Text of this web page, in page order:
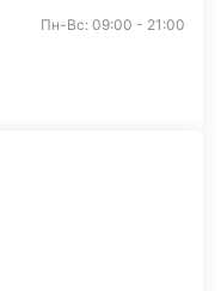
Пн-Вс: 09:00 - 21:00